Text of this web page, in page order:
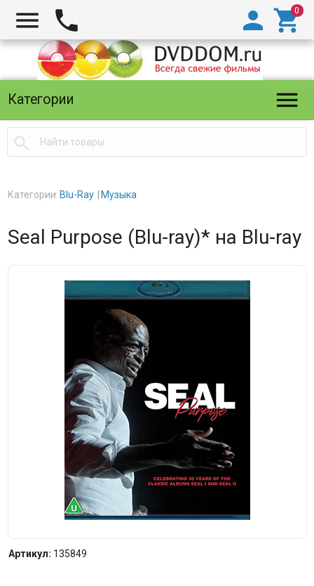
  

Категории 

Категории: Blu-Ray Музыка
Seal Purpose (Blu-ray)* на Blu-ray
Артикул: 135849